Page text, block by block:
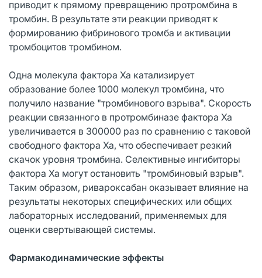
приводит к прямому превращению протромбина в
тромбин. В результате эти реакции приводят к
формированию фибринового тромба и активации
тромбоцитов тромбином.
Одна молекула фактора Ха катализирует
образование более 1000 молекул тромбина, что
получило название "тромбинового взрыва". Скорость
реакции связанного в протромбиназе фактора Ха
увеличивается в 300000 раз по сравнению с таковой
свободного фактора Ха, что обеспечивает резкий
скачок уровня тромбина. Селективные ингибиторы
фактора Ха могут остановить "тромбиновый взрыв".
Таким образом, ривароксабан оказывает влияние на
результаты некоторых специфических или общих
лабораторных исследований, применяемых для
оценки свертывающей системы.
Фармакодинамические эффекты